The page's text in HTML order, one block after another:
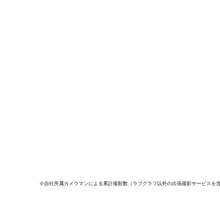
※自社所属カメラマンによる累計撮影数（ラブグラフ以外の出張撮影サービスを